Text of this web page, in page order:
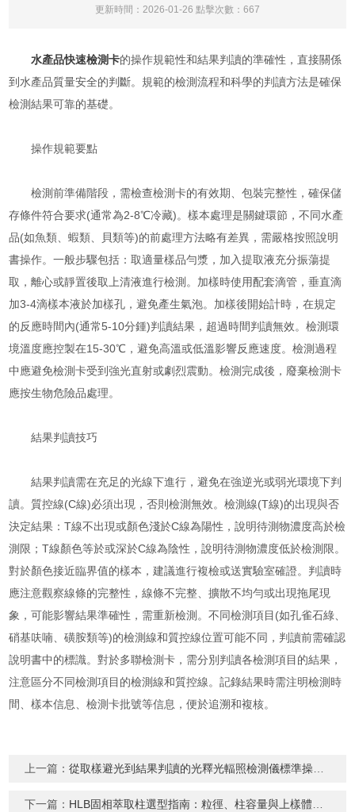
更新時間：2026-01-26 點擊次數：667
水產品快速檢測卡的操作規範性和結果判讀的準確性，直接關係
到水產品質量安全的判斷。規範的檢測流程和科學的判讀方法是確保
檢測結果可靠的基礎。
操作規範要點
檢測前準備階段，需檢查檢測卡的有效期、包裝完整性，確保儲
存條件符合要求(通常為2-8℃冷藏)。樣本處理是關鍵環節，不同水產
品(如魚類、蝦類、貝類等)的前處理方法略有差異，需嚴格按照說明
書操作。一般步驟包括：取適量樣品勻漿，加入提取液充分振蕩提
取，離心或靜置後取上清液進行檢測。加樣時使用配套滴管，垂直滴
加3-4滴樣本液於加樣孔，避免產生氣泡。加樣後開始計時，在規定
的反應時間內(通常5-10分鍾)判讀結果，超過時間判讀無效。檢測環
境溫度應控製在15-30℃，避免高溫或低溫影響反應速度。檢測過程
中應避免檢測卡受到強光直射或劇烈震動。檢測完成後，廢棄檢測卡
應按生物危險品處理。
結果判讀技巧
結果判讀需在充足的光線下進行，避免在強逆光或弱光環境下判
讀。質控線(C線)必須出現，否則檢測無效。檢測線(T線)的出現與否
決定結果：T線不出現或顏色淺於C線為陽性，說明待測物濃度高於檢
測限；T線顏色等於或深於C線為陰性，說明待測物濃度低於檢測限。
對於顏色接近臨界值的樣本，建議進行複檢或送實驗室確證。判讀時
應注意觀察線條的完整性，線條不完整、擴散不均勻或出現拖尾現
象，可能影響結果準確性，需重新檢測。不同檢測項目(如孔雀石綠、
硝基呋喃、磺胺類等)的檢測線和質控線位置可能不同，判讀前需確認
說明書中的標識。對於多聯檢測卡，需分別判讀各檢測項目的結果，
注意區分不同檢測項目的檢測線和質控線。記錄結果時需注明檢測時
間、樣本信息、檢測卡批號等信息，便於追溯和複核。
上一篇：從取樣避光到結果判讀的光釋光輻照檢測儀標準操作步驟
下一篇： HLB固相萃取柱選型指南：粒徑、柱容量與上樣體積的匹配原則